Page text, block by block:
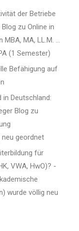
der Betriebe
zu Online in
MBA, MA, LL.M. …
(1 Semester)
Befähigung auf
Deutschland:
Blog zu
geordnet
für
VWA, HwO)? -
wurde völlig neu